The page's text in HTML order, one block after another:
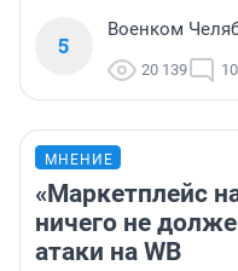
5
Военком
20 139
МНЕНИЕ
«Маркетплейс
ничего не
атаки на WB